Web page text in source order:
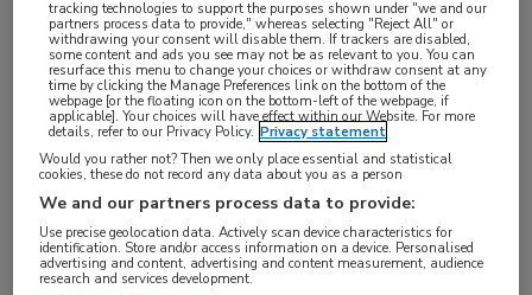
van die medicijnen vast aan labcontroles, maar die
kunnen ook in een prikpost in de buurt plaatsvinden,
dus dicht bij huis.”
Lessen uit de coronaperiode
Tijdens de coronacrisis vond de zorg
noodgedwongen grotendeels op afstand plaats, ook
van patiënten met een chronische huidziekte. Dit
heeft belangrijke inzichten gegeven in de
tracking technologies to support the purposes shown under "we and our
partners process data to provide," whereas selecting "Reject All" or
withdrawing your consent will disable them. If trackers are disabled,
some content and ads you see may not be as relevant to you. You can
resurface this menu to change your choices or withdraw consent at any
time by clicking the Manage Preferences link on the bottom of the
webpage [or the floating icon on the bottom-left of the webpage, if
applicable]. Your choices will have effect within our Website. For more
details, refer to our Privacy Policy. Privacy statement
Would you rather not? Then we only place essential and statistical
cookies, these do not record any data about you as a person
We and our partners process data to provide:
Use precise geolocation data. Actively scan device characteristics for
identification. Store and/or access information on a device. Personalised
advertising and content, advertising and content measurement, audience
research and services development.